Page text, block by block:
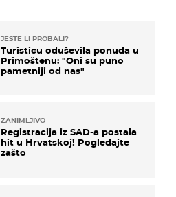
JESTE LI PROBALI?
Turisticu oduševila ponuda u
Primoštenu: "Oni su puno
pametniji od nas"
ZANIMLJIVO
Registracija iz SAD-a postala
hit u Hrvatskoj! Pogledajte
zašto